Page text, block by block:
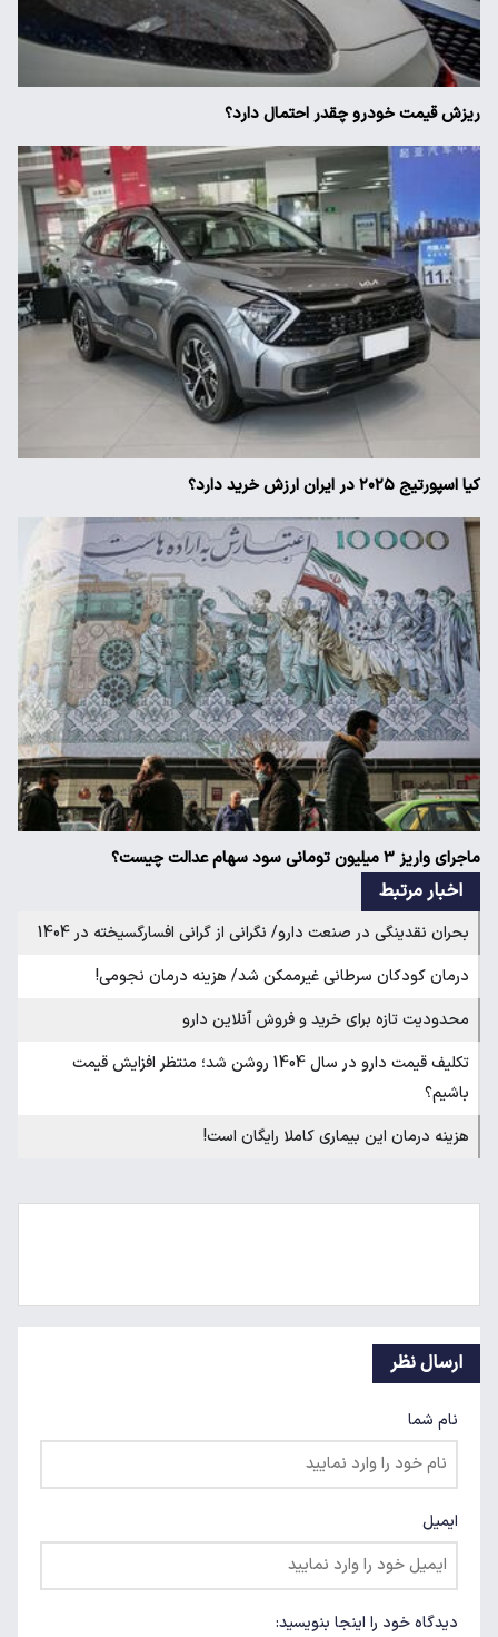
ریزش قیمت خودرو چقدر احتمال دارد؟
کیا اسپورتیج ۲۰۲۵ در ایران ارزش خرید دارد؟
ماجرای واریز ۳ میلیون تومانی سود سهام عدالت چیست؟
اخبار مرتبط
بحران نقدینگی در صنعت دارو/ نگرانی از گرانی افسارگسیخته در 1404
درمان کودکان سرطانی غیرممکن شد/ هزینه درمان نجومی!
محدودیت تازه برای خرید و فروش آنلاین دارو
تکلیف قیمت دارو در سال 1404 روشن شد؛ منتظر افزایش قیمت
باشیم؟
هزینه درمان این بیماری کاملا رایگان است!
ارسال نظر
نام شما
ایمیل
دیدگاه خود را اینجا بنویسید: